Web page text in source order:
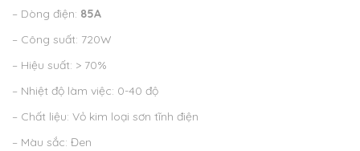
– Dòng điện: 85A
– Công suất: 720W
– Hiệu suất: > 70%
– Nhiệt độ làm việc: 0-40 độ
– Chất liệu: Vỏ kim loại sơn tĩnh điện
– Màu sắc: Đen